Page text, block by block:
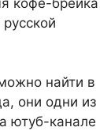
найти в
они одни из
ютуб-канале